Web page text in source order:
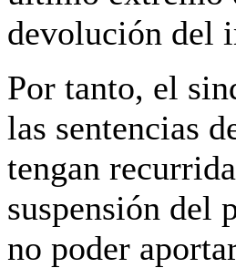
devolución del
Por tanto, el
las sentencias
tengan
suspensión del
no poder